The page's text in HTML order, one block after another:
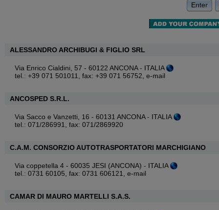
Enter
ALESSANDRO ARCHIBUGI & FIGLIO SRL
Via Enrico Cialdini, 57 - 60122 ANCONA - ITALIA
tel.: +39 071 501011, fax: +39 071 56752, e-mail
ANCOSPED S.R.L.
Via Sacco e Vanzetti, 16 - 60131 ANCONA - ITALIA
tel.: 071/286991, fax: 071/2869920
C.A.M. CONSORZIO AUTOTRASPORTATORI MARCHIGIANO
Via coppetella 4 - 60035 JESI (ANCONA) - ITALIA
tel.: 0731 60105, fax: 0731 606121, e-mail
CAMAR DI MAURO MARTELLI S.A.S.